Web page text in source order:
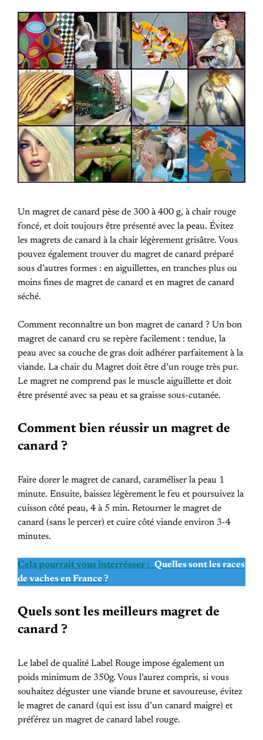
Un magret de canard pèse de 300 à 400 g, à chair rouge
foncé, et doit toujours être présenté avec la peau. Évitez
les magrets de canard à la chair légèrement grisâtre. Vous
pouvez également trouver du magret de canard préparé
sous d’autres formes : en aiguillettes, en tranches plus ou
moins fines de magret de canard et en magret de canard
séché.
Comment reconnaître un bon magret de canard ? Un bon
magret de canard cru se repère facilement : tendue, la
peau avec sa couche de gras doit adhérer parfaitement à la
viande. La chair du Magret doit être d’un rouge très pur.
Le magret ne comprend pas le muscle aiguillette et doit
être présenté avec sa peau et sa graisse sous-cutanée.
Comment bien réussir un magret de
canard ?
Faire dorer le magret de canard, caraméliser la peau 1
minute. Ensuite, baissez légèrement le feu et poursuivez la
cuisson côté peau, 4 à 5 min. Retourner le magret de
canard (sans le percer) et cuire côté viande environ 3-4
minutes.
Cela pourrait vous interrésser : Quelles sont les races
de vaches en France ?
Quels sont les meilleurs magret de
canard ?
Le label de qualité Label Rouge impose également un
poids minimum de 350g. Vous l’aurez compris, si vous
souhaitez déguster une viande brune et savoureuse, évitez
le magret de canard (qui est issu d’un canard maigre) et
préférez un magret de canard label rouge.